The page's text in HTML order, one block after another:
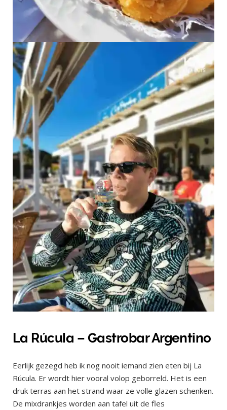
La Rúcula – Gastrobar Argentino
Eerlijk gezegd heb ik nog nooit iemand zien eten bij La
Rúcula. Er wordt hier vooral volop geborreld. Het is een
druk terras aan het strand waar ze volle glazen schenken.
De mixdrankjes worden aan tafel uit de fles